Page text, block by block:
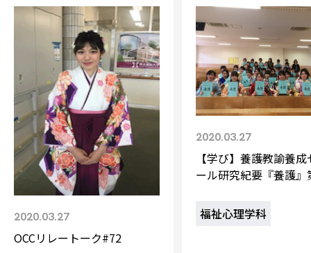
建学の精神・教育の理念
学長室の窓
教育方針
各種方針
大学の概要
大学の歩み
学生・教職員・卒業生数
学則
校歌の歴史
校章・マーク・カラー
寄附の受け入れ
関連法人
教職員募集
キャンパス案内
大学の取り組み
大学の取り組み
社会連携・研究
カリキュラム編成ガイドライン
本学のシラバスについて
一般事業主行動計画
公的資金等の不正使用の防止に関する基本方針
研究活動における不正行為の防止等に関する対応
初年次教育（リエゾンゼミⅠ）について
リエゾンゼミ・ナビ（テキスト等）
情報公開
情報公開
寄附行為
ガバナンス・コード
中期事業計画
事業計画／財務・事業報告
大学評価
IR情報
学校教育法施行規則第172条の2に基づく情報公開
総合福祉学部
社会福祉学科
福祉心理学科
福祉行政学科
共生まちづくり学部
共生まちづくり学部
共生まちづくり学科
教育学部
教育学部
教育学科
健康科学部
健康科学部
保健看護学科
リハビリテーション学科
医療経営管理学科
産業福祉マネジメント学科
情報福祉マネジメント学科
仏教専修科
入学試験
デジタルパンフ
進学相談会
オープンキャンパス
就職状況
取得可能な資格・免許
東北福祉大学のキャリアサポート
東北福祉大学のキャリアサポート
採用ご担当者様へ
採用ご担当者様へ
センター長の挨拶
課外活動
体育会・運動サークル紹介
文化会・文化系サークル紹介
大学指定団体紹介
国際交流
交換留学生 Exchange students
外国人在学生
社会連携・研究
東北福祉大学の研究活動
東北福祉大学の研究活動
生涯教育・キャリア教育
メディア
社会連携
研究
配信対象
すべて
受験生向け
高校の先生向け
地域・一般向け
在学生向け
保護者向け
2020.03.27
【学び】養護教諭養成ゼミナ
ール研究紀要『養護』第3巻
を刊行 / 養教ゼミ
福祉心理学科
『UNIVAS AWARDS